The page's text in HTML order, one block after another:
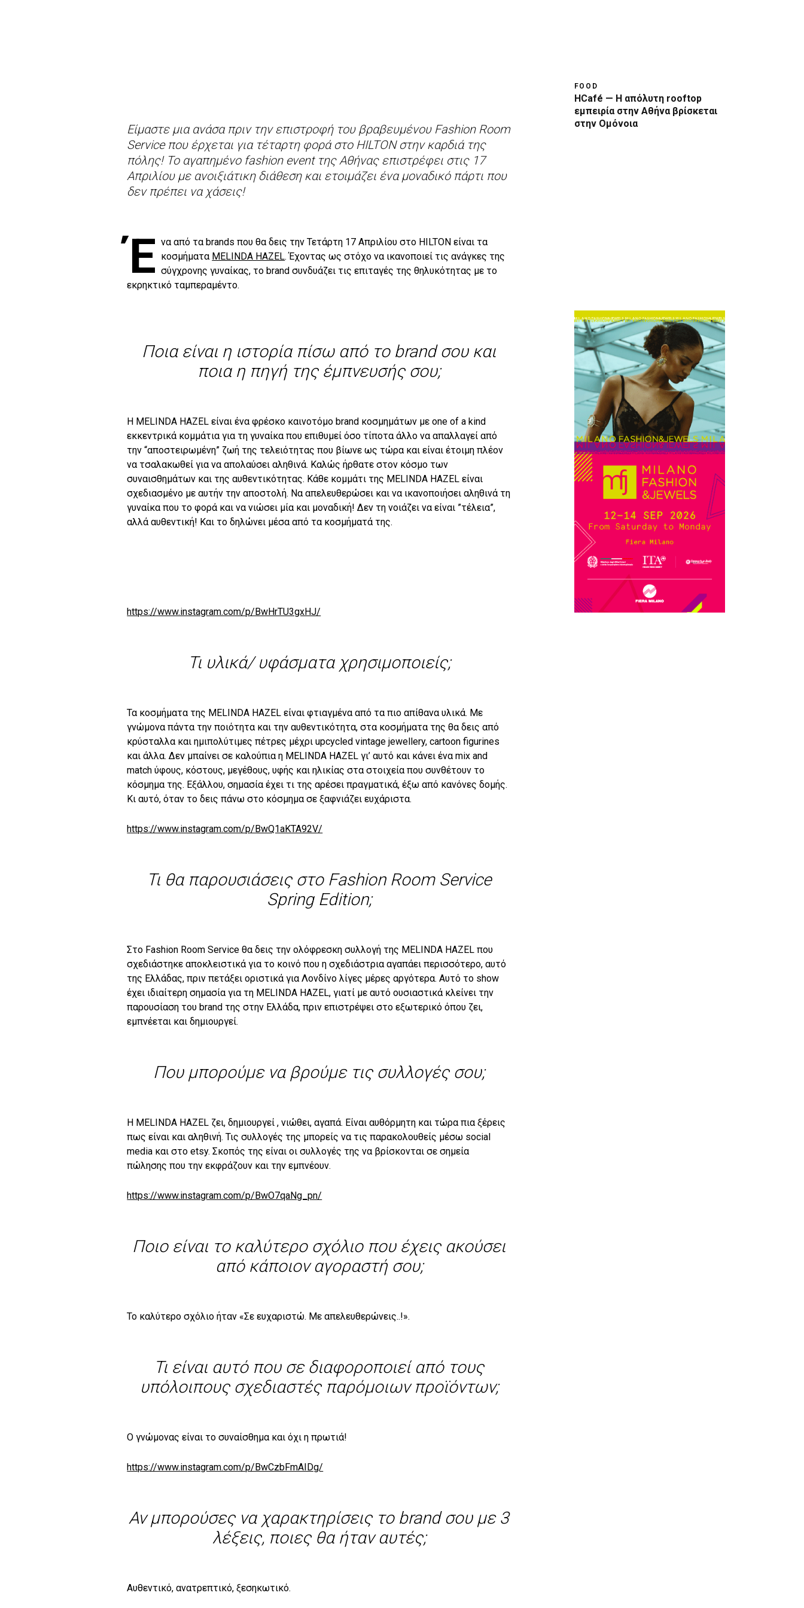
Είμαστε μια ανάσα πριν την επιστροφή του βραβευμένου Fashion Room
Service που έρχεται για τέταρτη φορά στο HILTON στην καρδιά της
πόλης! To αγαπημένο fashion event της Αθήνας επιστρέφει στις 17
Απριλίου με ανοιξιάτικη διάθεση και ετοιμάζει ένα μοναδικό πάρτι που
δεν πρέπει να χάσεις!
Έ να από τα brands που θα δεις την Τετάρτη 17 Απριλίου στο HILTON είναι τα
κοσμήματα MELINDA HAZEL. Έχοντας ως στόχο να ικανοποιεί τις ανάγκες της
σύγχρονης γυναίκας, το brand συνδυάζει τις επιταγές της θηλυκότητας με το
εκρηκτικό ταμπεραμέντο.
Ποια είναι η ιστορία πίσω από το brand σου και
ποια η πηγή της έμπνευσής σου;
H MELINDA HAZEL είναι ένα φρέσκο καινοτόμο brand κοσμημάτων με one of a kind
εκκεντρικά κομμάτια για τη γυναίκα που επιθυμεί όσο τίποτα άλλο να απαλλαγεί από
την “αποστειρωμένη” ζωή της τελειότητας που βίωνε ως τώρα και είναι έτοιμη πλέον
να τσαλακωθεί για να απολαύσει αληθινά. Καλώς ήρθατε στον κόσμο των
συναισθημάτων και της αυθεντικότητας. Κάθε κομμάτι της MELINDA HAZEL είναι
σχεδιασμένο με αυτήν την αποστολή. Να απελευθερώσει και να ικανοποιήσει αληθινά τη
γυναίκα που το φορά και να νιώσει μία και μοναδική! Δεν τη νοιάζει να είναι ”τέλεια”,
αλλά αυθεντική! Και το δηλώνει μέσα από τα κοσμήματά της.
https://www.instagram.com/p/BwHrTU3gxHJ/
Τι υλικά/ υφάσματα χρησιμοποιείς;
Τα κοσμήματα της MELINDA HAZEL είναι φτιαγμένα από τα πιο απίθανα υλικά. Με
γνώμονα πάντα την ποιότητα και την αυθεντικότητα, στα κοσμήματα της θα δεις από
κρύσταλλα και ημιπολύτιμες πέτρες μέχρι upcycled vintage jewellery, cartoon figurines
και άλλα. Δεν μπαίνει σε καλούπια η MELINDA HAZEL γι’ αυτό και κάνει ένα mix and
match ύφους, κόστους, μεγέθους, υφής και ηλικίας στα στοιχεία που συνθέτουν το
κόσμημα της. Εξάλλου, σημασία έχει τι της αρέσει πραγματικά, έξω από κανόνες δομής.
Κι αυτό, όταν το δεις πάνω στο κόσμημα σε ξαφνιάζει ευχάριστα.
https://www.instagram.com/p/BwQ1aKTA92V/
Τι θα παρουσιάσεις στο Fashion Room Service
Spring Edition;
Στο Fashion Room Service θα δεις την ολόφρεσκη συλλογή της MELINDA HAZEL που
σχεδιάστηκε αποκλειστικά για το κοινό που η σχεδιάστρια αγαπάει περισσότερο, αυτό
της Ελλάδας, πριν πετάξει οριστικά για Λονδίνο λίγες μέρες αργότερα. Αυτό το show
έχει ιδιαίτερη σημασία για τη MELINDA HAZEL, γιατί με αυτό ουσιαστικά κλείνει την
παρουσίαση του brand της στην Ελλάδα, πριν επιστρέψει στο εξωτερικό όπου ζει,
εμπνέεται και δημιουργεί.
Που μπορούμε να βρούμε τις συλλογές σου;
Η MELINDA HAZEL ζει, δημιουργεί , νιώθει, αγαπά. Είναι αυθόρμητη και τώρα πια ξέρεις
πως είναι και αληθινή. Τις συλλογές της μπορείς να τις παρακολουθείς μέσω social
media και στο etsy. Σκοπός της είναι οι συλλογές της να βρίσκονται σε σημεία
πώλησης που την εκφράζουν και την εμπνέουν.
https://www.instagram.com/p/BwO7qaNg_pn/
Ποιο είναι το καλύτερο σχόλιο που έχεις ακούσει
από κάποιον αγοραστή σου;
Το καλύτερο σχόλιο ήταν «Σε ευχαριστώ. Με απελευθερώνεις..!».
Τι είναι αυτό που σε διαφοροποιεί από τους
υπόλοιπους σχεδιαστές παρόμοιων προϊόντων;
Ο γνώμονας είναι το συναίσθημα και όχι η πρωτιά!
https://www.instagram.com/p/BwCzbFmAIDg/
Αν μπορούσες να χαρακτηρίσεις το brand σου με 3
λέξεις, ποιες θα ήταν αυτές;
Αυθεντικό, ανατρεπτικό, ξεσηκωτικό.
FOOD
HCafé — Η απόλυτη rooftop
εμπειρία στην Αθήνα βρίσκεται
στην Ομόνοια